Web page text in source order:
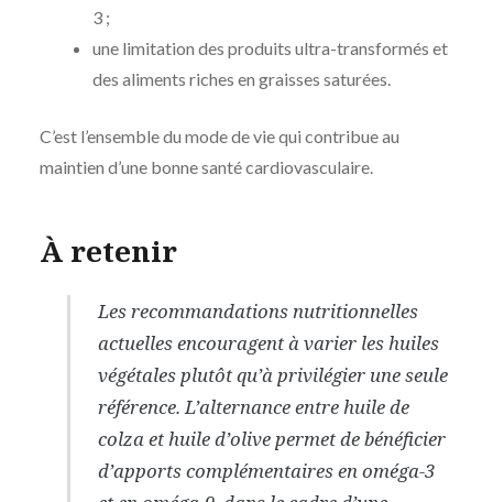
3 ;
une limitation des produits ultra-transformés et
des aliments riches en graisses saturées.
C’est l’ensemble du mode de vie qui contribue au
maintien d’une bonne santé cardiovasculaire.
À retenir
Les recommandations nutritionnelles
actuelles encouragent à varier les huiles
végétales plutôt qu’à privilégier une seule
référence. L’alternance entre huile de
colza et huile d’olive permet de bénéficier
d’apports complémentaires en oméga-3